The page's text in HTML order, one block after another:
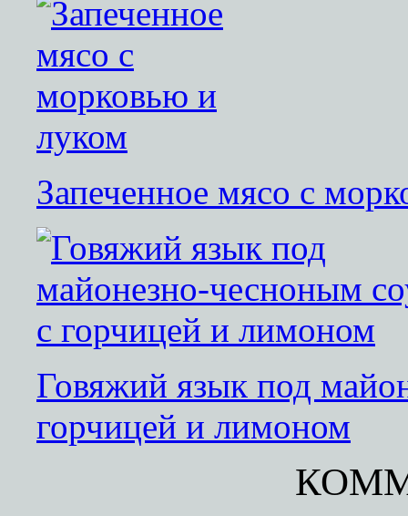
Запеченное мясо с
Говяжий язык под
горчицей и лимоном